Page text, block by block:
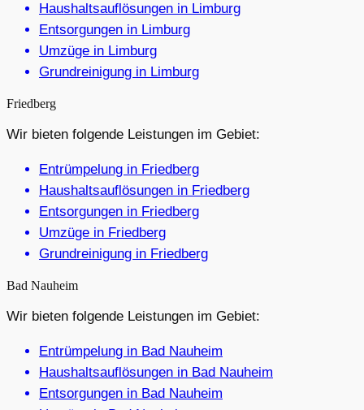
Haushaltsauflösungen in Limburg
Entsorgungen in Limburg
Umzüge in Limburg
Grundreinigung in Limburg
Friedberg
Wir bieten folgende Leistungen im Gebiet:
Entrümpelung in Friedberg
Haushaltsauflösungen in Friedberg
Entsorgungen in Friedberg
Umzüge in Friedberg
Grundreinigung in Friedberg
Bad Nauheim
Wir bieten folgende Leistungen im Gebiet:
Entrümpelung in Bad Nauheim
Haushaltsauflösungen in Bad Nauheim
Entsorgungen in Bad Nauheim